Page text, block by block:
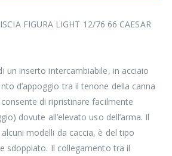
FIGURA LIGHT 12/76 66 CAESAR
un inserto intercambiabile, in acciaio
d’appoggio tra il tenone della canna
di ripristinare facilmente
dovute all’elevato uso dell’arma. Il
modelli da caccia, è del tipo
sdoppiato. Il collegamento tra il